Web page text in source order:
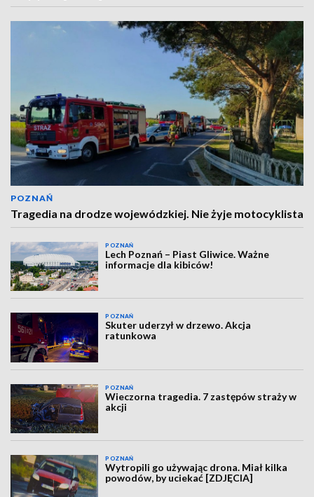
POZNAŃ
Tragedia na drodze wojewódzkiej. Nie żyje motocyklista
POZNAŃ
Lech Poznań – Piast Gliwice. Ważne
informacje dla kibiców!
POZNAŃ
Skuter uderzył w drzewo. Akcja
ratunkowa
POZNAŃ
Wieczorna tragedia. 7 zastępów straży w
akcji
POZNAŃ
Wytropili go używając drona. Miał kilka
powodów, by uciekać [ZDJĘCIA]